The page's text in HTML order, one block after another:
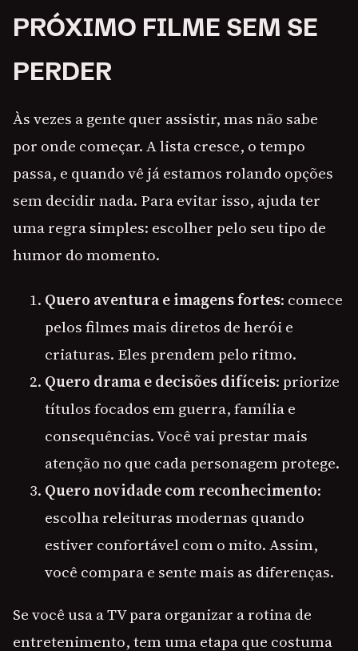
PRÓXIMO FILME SEM SE
PERDER
Às vezes a gente quer assistir, mas não sabe
por onde começar. A lista cresce, o tempo
passa, e quando vê já estamos rolando opções
sem decidir nada. Para evitar isso, ajuda ter
uma regra simples: escolher pelo seu tipo de
humor do momento.
Quero aventura e imagens fortes: comece
pelos filmes mais diretos de herói e
criaturas. Eles prendem pelo ritmo.
Quero drama e decisões difíceis: priorize
títulos focados em guerra, família e
consequências. Você vai prestar mais
atenção no que cada personagem protege.
Quero novidade com reconhecimento:
escolha releituras modernas quando
estiver confortável com o mito. Assim,
você compara e sente mais as diferenças.
Se você usa a TV para organizar a rotina de
entretenimento, tem uma etapa que costuma